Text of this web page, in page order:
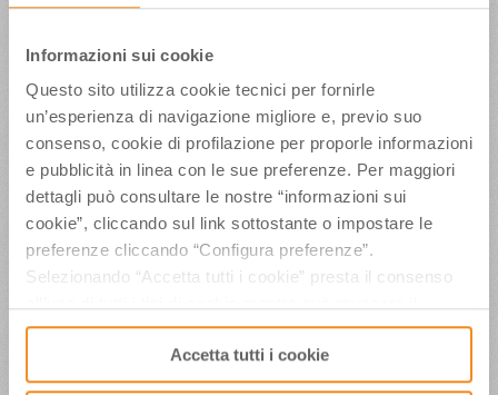
Informazioni sui cookie
Questo sito utilizza cookie tecnici per fornirle
un’esperienza di navigazione migliore e, previo suo
consenso, cookie di profilazione per proporle informazioni
e pubblicità in linea con le sue preferenze. Per maggiori
dettagli può consultare le nostre “informazioni sui
cookie”, cliccando sul link sottostante o impostare le
preferenze cliccando “Configura preferenze”.
Selezionando “Accetta tutti i cookie” presta il consenso
consenso cliccando su “Usa solo i cookie necessari” e
saranno attivati i soli cookie tecnici necessari al corretto
funzionamento del sito.
Accetta tutti i cookie
riviera romagnola, da quelli di
sabbia a quello galleggiante nel
Tg1 Tempo Libero: a Skipass tante
idee convenienti per non rinunciare
alle vacanze sulla neve
Tg1: al Salone degli Sport Invernali
di Modena tutte le novita’ della
stagione sciistica